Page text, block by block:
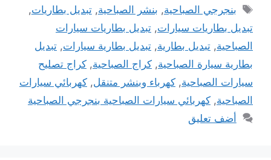
الوسوم
بنجرجي الصباحية, بنشر الصباحية,تبديل بطاريات,
تبديل بطاريات سيارات, تبديل بطاريات سيارات
الصباحية, تبديل بطارية, تبديل بطارية سيارات, تبديل
بطارية سيارة الصباحية, كراج الصباحية, كراج تصليح
سيارات الصباحية, كهرباء وبنشر متنقل, كهربائي سيارات
الصباحية, كهربائي سيارات الصباحية بنجرجي الصباحية
أضف تعليق